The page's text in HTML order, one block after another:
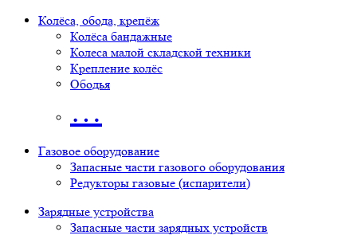
Колёса, обода, крепёж
Колёса бандажные
Колеса малой складской техники
Крепление колёс
Ободья
…
Газовое оборудование
Запасные части газового оборудования
Редукторы газовые (испарители)
Зарядные устройства
Запасные части зарядных устройств